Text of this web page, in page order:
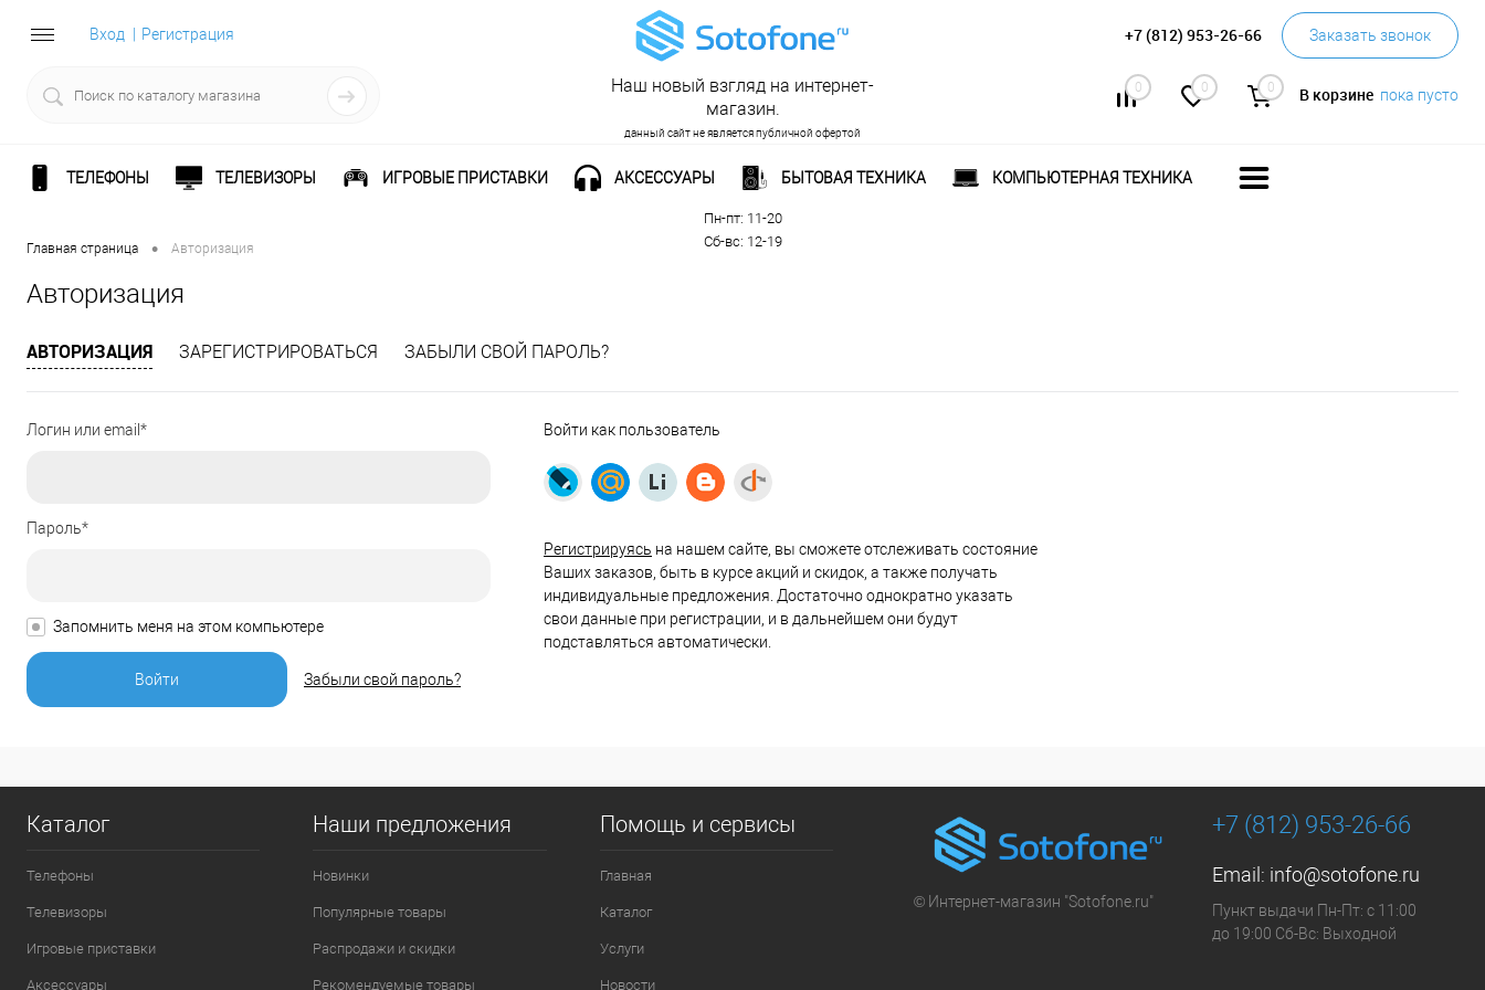
Вход Регистрация +7 (812) 953-26-66 Заказать звонок
0 0 0 В корзине пока пусто
Наш новый взгляд на интернет-
магазин.
данный сайт не является публичной офертой
Рабочее время:
Пн-пт: 11-20
Сб-вс: 12-19
ТЕЛЕФОНЫ ТЕЛЕВИЗОРЫ ИГРОВЫЕ ПРИСТАВКИ АКСЕССУАРЫ БЫТОВАЯ ТЕХНИКА КОМПЬЮТЕРНАЯ ТЕХНИКА
Главная страница • Авторизация
Авторизация
АВТОРИЗАЦИЯ ЗАРЕГИСТРИРОВАТЬСЯ ЗАБЫЛИ СВОЙ ПАРОЛЬ?
Логин или email*
Пароль*
Запомнить меня на этом компьютере
Забыли свой пароль?
Войти как пользователь
Регистрируясь на нашем сайте, вы сможете отслеживать состояние
Ваших заказов, быть в курсе акций и скидок, а также получать
индивидуальные предложения. Достаточно однократно указать
свои данные при регистрации, и в дальнейшем они будут
подставляться автоматически.
Каталог
Телефоны
Телевизоры
Игровые приставки
Аксессуары
Наши предложения
Новинки
Популярные товары
Распродажи и скидки
Рекомендуемые товары
Помощь и сервисы
Главная
Каталог
Услуги
Новости
© Интернет-магазин "Sotofone.ru"
+7 (812) 953-26-66
Email: info@sotofone.ru
Пункт выдачи Пн-Пт: с 11:00
до 19:00 Сб-Вс: Выходной